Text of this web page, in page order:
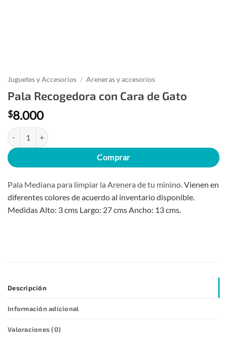
Juguetes y Accesorios / Areneras y accesorios
Pala Recogedora con Cara de Gato
$8.000
Pala Recogedora con Cara de Gato cantidad
Comprar
Pala Mediana para limpiar la Arenera de tu minino.Vienen en
diferentes colores de acuerdo al inventario disponible.
Medidas Alto: 3 cms Largo: 27 cms Ancho: 13 cms.
Descripción
Información adicional
Valoraciones (0)